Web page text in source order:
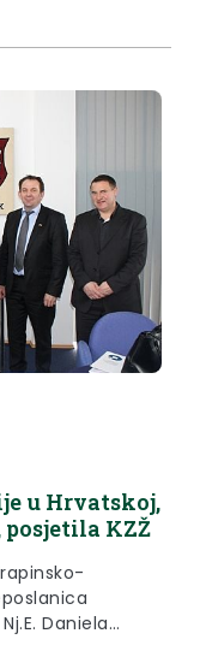
u Hrvatskoj,
posjetila KZŽ
Daniela